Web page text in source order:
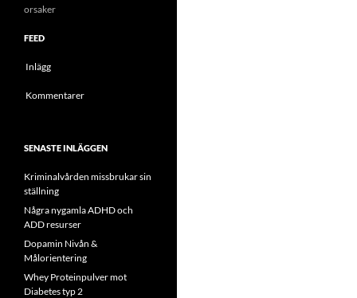
orsaker
FEED
Inlägg
Kommentarer
SENASTE INLÄGGEN
Kriminalvården missbrukar sin
ställning
Några nygamla ADHD och
ADD resurser
Dopamin Nivån &
Målorientering
Whey Proteinpulver mot
Diabetes typ 2